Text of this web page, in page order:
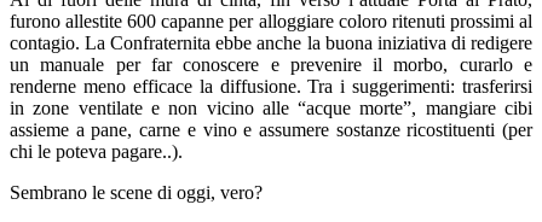
furono allestite 600 capanne per alloggiare coloro ritenuti prossimi al
contagio. La Confraternita ebbe anche la buona iniziativa di redigere
un manuale per far conoscere e prevenire il morbo, curarlo e
renderne meno efficace la diffusione. Tra i suggerimenti: trasferirsi
in zone ventilate e non vicino alle “acque morte”, mangiare cibi
assieme a pane, carne e vino e assumere sostanze ricostituenti (per
chi le poteva pagare..).
Sembrano le scene di oggi, vero?